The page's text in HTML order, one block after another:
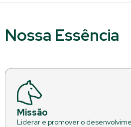
Nossa Essência
Missão
Liderar e promover o